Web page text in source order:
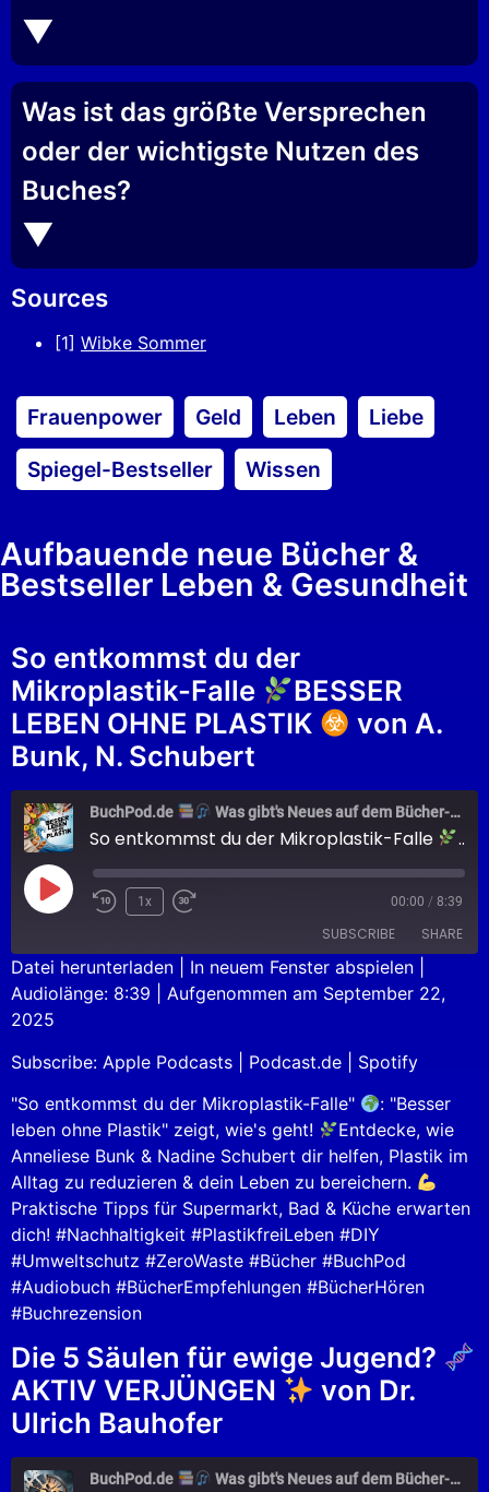
Was ist das größte Versprechen
oder der wichtigste Nutzen des
Buches?
Sources
[1] Wibke Sommer
Frauenpower Geld Leben
Liebe
Spiegel-Bestseller
Wissen
Aufbauende neue Bücher &
Bestseller Leben & Gesundheit
So entkommst du der
Mikroplastik-Falle
BESSER
LEBEN OHNE PLASTIK
von A.
Bunk, N. Schubert
BuchPod.de Was gibt's Neues auf dem Bücher-Markt?
So entkommst du der Mikroplastik-Falle
1x 00:00 / 8:39
SUBSCRIBE SHARE
Apple Podcasts Podcast.de
RSS FEED
SHARE
EMBED
Datei herunterladen In neuem Fenster abspielen
Audiolänge: 8:39
Aufgenommen am September 22,
2025
Subscribe: Apple Podcasts Podcast.de
Spotify
"So entkommst du der Mikroplastik-Falle"
: "Besser
leben ohne Plastik" zeigt, wie's geht!
Entdecke, wie
Anneliese Bunk & Nadine Schubert dir helfen, Plastik im
Alltag zu reduzieren & dein Leben zu bereichern.
Praktische Tipps für Supermarkt, Bad & Küche erwarten
dich! #Nachhaltigkeit #PlastikfreiLeben #DIY
#Umweltschutz #ZeroWaste #Bücher #BuchPod
#Audiobuch #BücherEmpfehlungen #BücherHören
#Buchrezension
Die 5 Säulen für ewige Jugend?
AKTIV VERJÜNGEN
von Dr.
Ulrich Bauhofer
BuchPod.de Was gibt's Neues auf dem Bücher-Markt?